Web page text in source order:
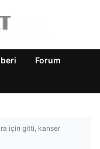
Forum
için gitti, kanser